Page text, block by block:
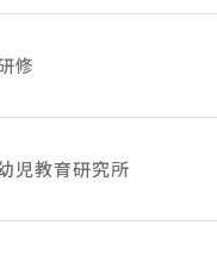
修
児教育研究所